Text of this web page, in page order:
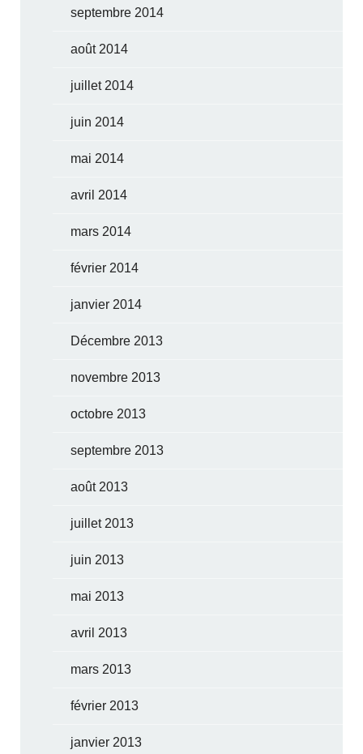
septembre 2014
août 2014
juillet 2014
juin 2014
mai 2014
avril 2014
mars 2014
février 2014
janvier 2014
Décembre 2013
novembre 2013
octobre 2013
septembre 2013
août 2013
juillet 2013
juin 2013
mai 2013
avril 2013
mars 2013
février 2013
janvier 2013